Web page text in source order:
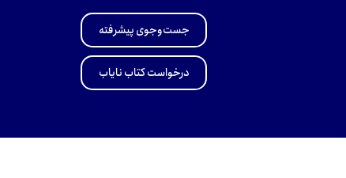
جست‌وجوی پیشرفته
درخواست کتاب نایاب